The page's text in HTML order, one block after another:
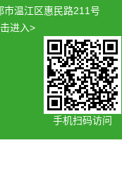
市温江区惠民路211号
进入>
手机扫码访问